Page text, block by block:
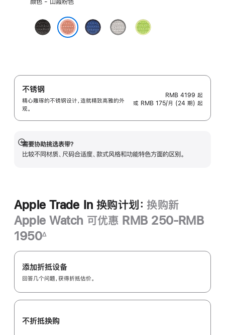
色:
颜色 - 山霞粉色
午
夜
缎
带
朦
胧
荧
光
不锈钢
精心雕琢的不锈钢设计，造就精致高雅的外
观。
RMB 4199 起
或 RMB 175/月 (24 期) 起
需要协助挑选表带？
比较不同材质、尺码合适度、款式风格和功能特色方面的区别。
展
开
Apple Trade In 换购计划： 换购新
Apple Watch 可优惠 RMB 250-RMB
1950
注
∆
Apple
Trade
换
购
划：
添加折抵设备
回答几个问题，获得折抵估价。
不折抵换购